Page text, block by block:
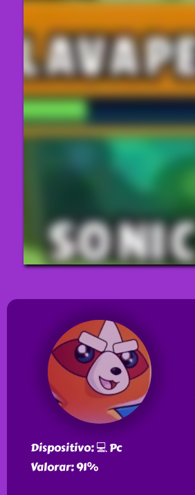
Dispositivo: 💻 Pc
Valorar: 91%